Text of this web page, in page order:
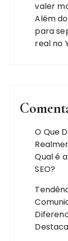
valer
Além
para
real no
O Que
Qual é
SEO?